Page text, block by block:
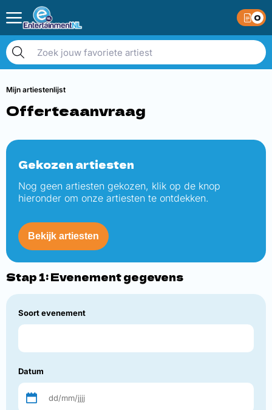
0
Mijn artiestenlijst
Offerteaanvraag
Stap 1: Evenement gegevens
Soort evenement
Datum
Gekozen artiesten
Nog geen artiesten gekozen, klik op de knop
hieronder om onze artiesten te ontdekken.
Bekijk artiesten